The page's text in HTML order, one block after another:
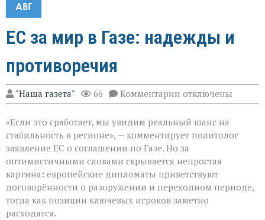
АВГ
ЕС за мир в Газе: надежды и
противоречия
"Наша газета" 66 Комментарии к
записи
за
мир
Газе:
надежды
и
противоречия
отключены
«Если это сработает, мы увидим реальный шанс на
стабильность в регионе», — комментирует политолог
заявление ЕС о соглашении по Газе. Но за
оптимистичными словами скрывается непростая
картина: европейские дипломаты приветствуют
договорённости о разоружении и переходном периоде,
тогда как позиции ключевых игроков заметно
расходятся.